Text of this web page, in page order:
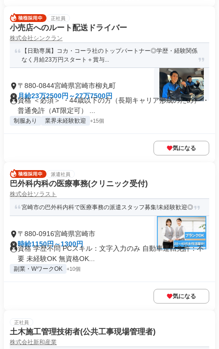
正社員
小売店へのルート配送ドライバー
株式会社シンクラン
【日勤専属】コカ・コーラ社のトップパートナー◎学歴・経験関係
なく月給23万円スタート＋賞与...
〒880-0844宮崎県宮崎市柳丸町
月給23万2500円～27万7500円
資格 ＜必須＞ ・44歳以下の方（長期キャリア形成のため） ・
普通免許（AT限定可） ...
制服あり 業界未経験歓迎 +15個
気になる
派遣社員
巴外科内科の医療事務(クリニック受付)
株式会社ソラスト
宮崎市の巴外科内科で医療事務の派遣スタッフ募集!未経験歓迎◎
〒880-0916宮崎県宮崎市
時給1150円～1300円
資格 学歴不問 PCスキル：文字入力のみ 自動車運転免許：不
要 未経験OK 無資格OK...
副業・WワークOK +10個
気になる
正社員
土木施工管理技術者(公共工事現場管理者)
株式会社新和産業